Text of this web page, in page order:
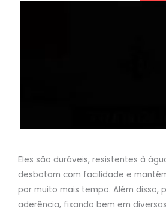
Eles são duráveis, resistentes à
desbotam com facilidade e
por muito mais tempo. Além disso,
aderência, fixando bem em